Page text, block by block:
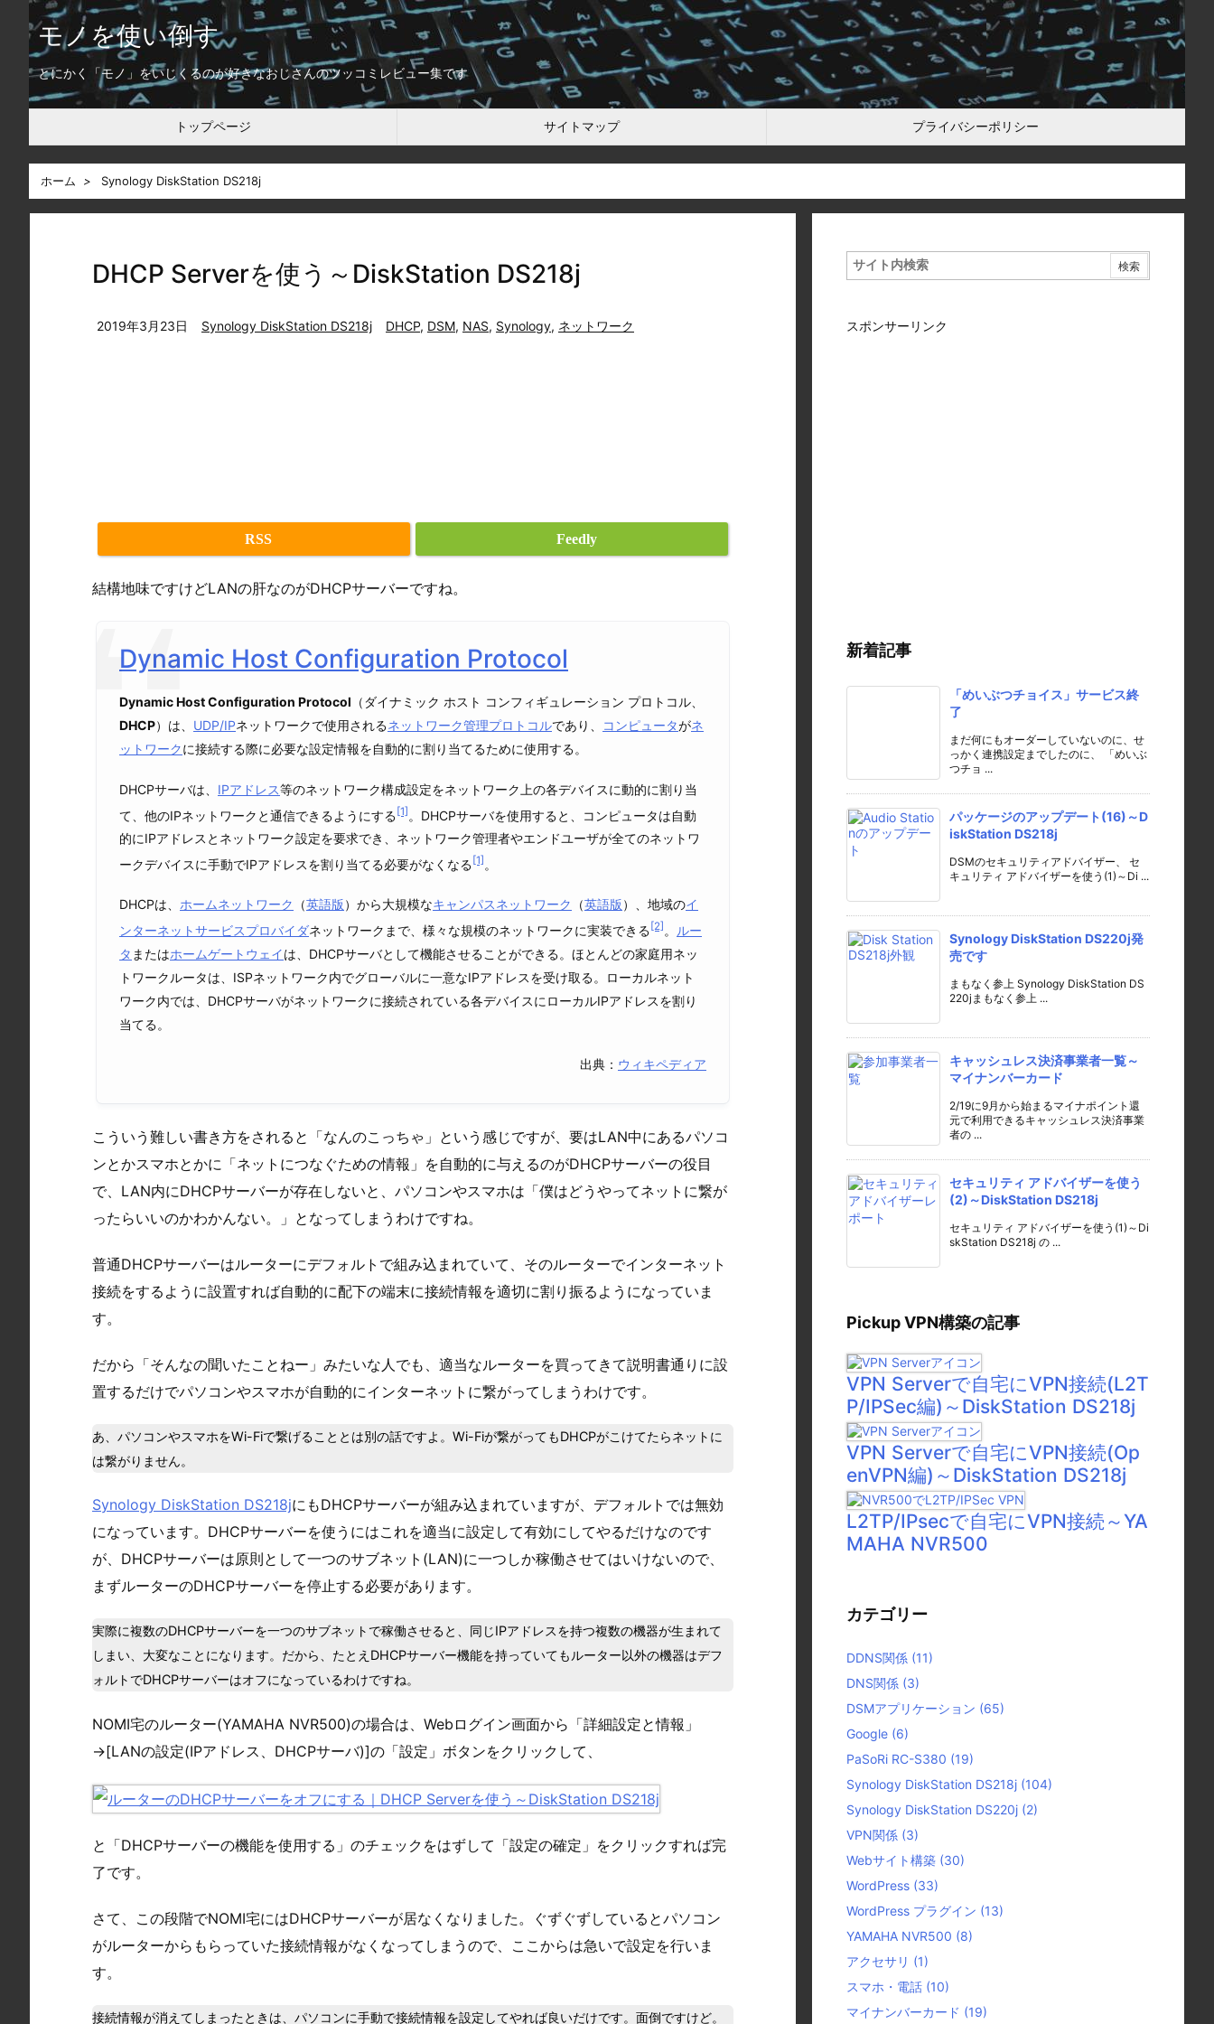
モノを使い倒す
とにかく「モノ」をいじくるのが好きなおじさんのツッコミレビュー集です
トップページ サイトマップ プライバシーポリシー
ホーム > Synology DiskStation DS218j
DHCP Serverを使う～DiskStation DS218j
2019年3月23日 Synology DiskStation DS218j DHCP, DSM, NAS, Synology, ネットワーク
RSS Feedly
結構地味ですけどLANの肝なのがDHCPサーバーですね。
Dynamic Host Configuration Protocol
Dynamic Host Configuration Protocol （ダイナミック ホスト コンフィギュレーション プロトコル、
DHCP）は、 UDP/IPネットワークで使用されるネットワーク管理プロトコルであり、 コンピュータがネ
ットワークに接続する際に必要な設定情報を自動的に割り当てるために使用する。
DHCPサーバは、 IPアドレス等のネットワーク構成設定をネットワーク上の各デバイスに動的に割り当
て、他のIPネットワークと通信できるようにする[1]
。DHCPサーバを使用すると、コンピュータは自動
的にIPアドレスとネットワーク設定を要求でき、ネットワーク管理者やエンドユーザが全てのネットワ
ークデバイスに手動でIPアドレスを割り当てる必要がなくなる [1] 。
DHCPは、 ホームネットワーク （英語版） から大規模なキャンパスネットワーク （英語版） 、地域のイ
ンターネットサービスプロバイダネットワークまで、様々な規模のネットワークに実装できる [2] 。
ルー
タ またはホームゲートウェイは、DHCPサーバとして機能させることができる。ほとんどの家庭用ネッ
トワークルータは、ISPネットワーク内でグローバルに一意なIPアドレスを受け取る。ローカルネット
ワーク内では、DHCPサーバがネットワークに接続されている各デバイスにローカルIPアドレスを割り
当てる。
出典： ウィキペディア
こういう難しい書き方をされると「なんのこっちゃ」という感じですが、要はLAN中にあるパソコ
ンとかスマホとかに「ネットにつなぐための情報」を自動的に与えるのがDHCPサーバーの役目
で、LAN内にDHCPサーバーが存在しないと、パソコンやスマホは「僕はどうやってネットに繋が
ったらいいのかわかんない。」となってしまうわけですね。
普通DHCPサーバーはルーターにデフォルトで組み込まれていて、そのルーターでインターネット
接続をするように設置すれば自動的に配下の端末に接続情報を適切に割り振るようになっていま
す。
だから「そんなの聞いたことねー」みたいな人でも、適当なルーターを買ってきて説明書通りに設
置するだけでパソコンやスマホが自動的にインターネットに繋がってしまうわけです。
あ、パソコンやスマホをWi-Fiで繋げることとは別の話ですよ。Wi-Fiが繋がってもDHCPがこけてたらネットに
は繋がりません。
Synology DiskStation DS218jにもDHCPサーバーが組み込まれていますが、デフォルトでは無効
になっています。DHCPサーバーを使うにはこれを適当に設定して有効にしてやるだけなのです
が、DHCPサーバーは原則として一つのサブネット(LAN)に一つしか稼働させてはいけないので、
まずルーターのDHCPサーバーを停止する必要があります。
実際に複数のDHCPサーバーを一つのサブネットで稼働させると、同じIPアドレスを持つ複数の機器が生まれて
しまい、大変なことになります。だから、たとえDHCPサーバー機能を持っていてもルーター以外の機器はデフ
ォルトでDHCPサーバーはオフになっているわけですね。
NOMI宅のルーター(YAMAHA NVR500)の場合は、Webログイン画面から「詳細設定と情報」
→[LANの設定(IPアドレス、DHCPサーバ)]の「設定」ボタンをクリックして、
と「DHCPサーバーの機能を使用する」のチェックをはずして「設定の確定」をクリックすれば完
了です。
さて、この段階でNOMI宅にはDHCPサーバーが居なくなりました。ぐずぐずしているとパソコン
がルーターからもらっていた接続情報がなくなってしまうので、ここからは急いで設定を行いま
す。
接続情報が消えてしまったときは、パソコンに手動で接続情報を設定してやれば良いだけです。面倒ですけど。
スポンサーリンク
新着記事
「めいぶつチョイス」サービス終
了
まだ何にもオーダーしていないのに、せ
っかく連携設定までしたのに、 「めいぶ
つチョ ...
パッケージのアップデート(16)～D
iskStation DS218j
DSMのセキュリティアドバイザー、 セ
キュリティ アドバイザーを使う(1)～Di ...
Synology DiskStation DS220j発
売です
まもなく参上 Synology DiskStation DS
220jまもなく参上 ...
キャッシュレス決済事業者一覧～
マイナンバーカード
2/19に9月から始まるマイナポイント還
元で利用できるキャッシュレス決済事業
者の ...
セキュリティ アドバイザーを使う
(2)～DiskStation DS218j
セキュリティ アドバイザーを使う(1)～Di
skStation DS218j の ...
Pickup VPN構築の記事
VPN Serverで自宅にVPN接続(L2T
P/IPSec編)～DiskStation DS218j
VPN Serverで自宅にVPN接続(Op
enVPN編)～DiskStation DS218j
L2TP/IPsecで自宅にVPN接続～YA
MAHA NVR500
カテゴリー
DDNS関係 (11)
DNS関係 (3)
DSMアプリケーション (65)
Google (6)
PaSoRi RC-S380 (19)
Synology DiskStation DS218j (104)
Synology DiskStation DS220j (2)
VPN関係 (3)
Webサイト構築 (30)
WordPress (33)
WordPress プラグイン (13)
YAMAHA NVR500 (8)
アクセサリ (1)
スマホ・電話 (10)
マイナンバーカード (19)